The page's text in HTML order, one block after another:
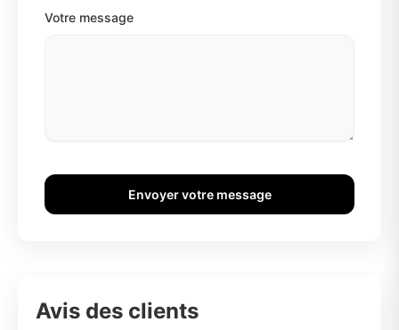
Votre message
Envoyer votre message
Avis des clients